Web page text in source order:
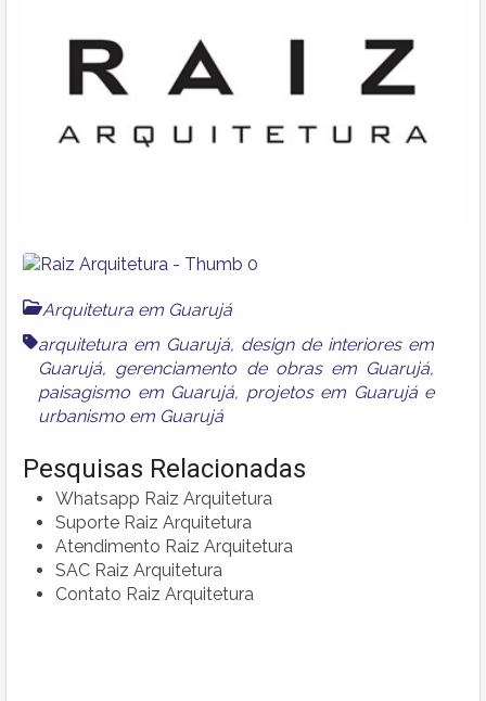
Arquitetura em Guarujá
arquitetura em Guarujá, design de interiores em
Guarujá, gerenciamento de obras em Guarujá,
paisagismo em Guarujá, projetos em Guarujáe
urbanismo em Guarujá
Pesquisas Relacionadas
Whatsapp Raiz Arquitetura
Suporte Raiz Arquitetura
Atendimento Raiz Arquitetura
SAC Raiz Arquitetura
Contato Raiz Arquitetura